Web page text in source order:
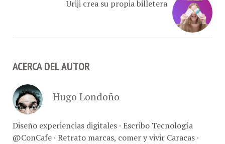
Diseño experiencias digitales · Escribo Tecnología
@ConCafe · Retrato marcas, comer y vivir Caracas ·
Fotografía comercial // Con-Café Link Studio